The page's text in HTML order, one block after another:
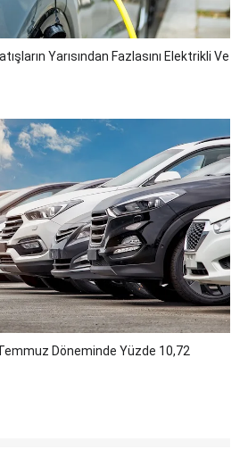
Yarısından Fazlasını Elektrikli Ve
Döneminde Yüzde 10,72